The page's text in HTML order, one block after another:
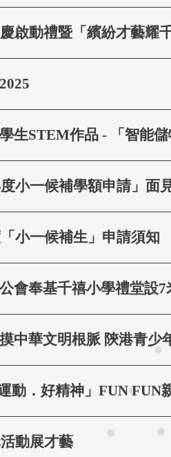
啟動禮暨「繽紛才藝耀
生STEM作品 - 「智能儲
小一候補學額申請」面
小一候補生」申請須知
會奉基千禧小學禮堂
中華文明根脈 陝港青少
動．好精神」FUN FUN
動展才藝